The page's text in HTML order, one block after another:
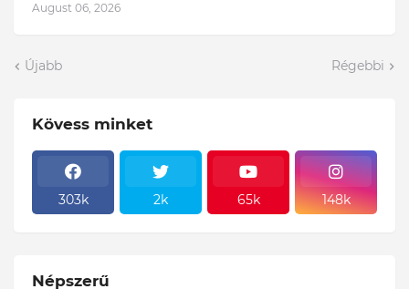
August 06, 2026
Újabb Régebbi
Kövess minket
303k 2k 65k 148k
Népszerű